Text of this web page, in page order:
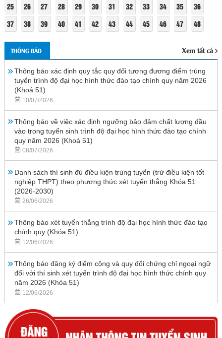
25
26 27 28 29 30 31 32 33 34 35
36
37
38 39 40 41 42 43 44 45 46 47 48
THÔNG BÁO Xem tất cả
Thông báo xác định quy tắc quy đổi tương đương điểm trúng
tuyển trình độ đại học hình thức đào tạo chính quy năm 2026
(Khoá 51)
10/07/2026
Thông báo về việc xác định ngưỡng bảo đảm chất lượng đầu
vào trong tuyển sinh trình độ đại học hình thức đào tạo chính
quy năm 2026 (Khoá 51)
08/07/2026
Danh sách thí sinh đủ điều kiện trúng tuyển (trừ điều kiện tốt
nghiệp THPT) theo phương thức xét tuyển thẳng Khóa 51
(2026-2030)
26/06/2026
Thông báo xét tuyển thẳng trình độ đại học hình thức đào tạo
chính quy (Khóa 51)
12/06/2026
Thông báo đăng ký điểm cộng và quy đổi chứng chỉ ngoại ngữ
đối với thí sinh xét tuyển trình độ đại học hình thức chính quy
năm 2026 (Khóa 51)
12/06/2026